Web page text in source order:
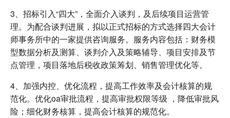
3、招标引入“四大”，全面介入谈判，及后续项目运营管
理。为配合谈判进展，拟以正式招标的方式选择四大会计
师事务所中的一家提供咨询服务。服务内容包括：财务模
型数据分析及测算、谈判介入及策略辅导、项目安排及节
点管理，项目落地后税收政策筹划、销售管理优化等。
4、加强内控、优化流程，提高工作效率及会计核算的规
范化。优化oa审批流程，提高审批权限等级 ，降低审批风
险；细化财务核算，提高会计核算的规范化。